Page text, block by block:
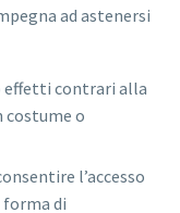
ad astenersi
effetti contrari alla
costume o
l’accesso
di